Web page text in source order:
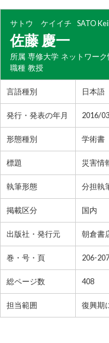
サトウ ケイイチ SATO
佐藤 慶一
所属 専修大学 ネットワー
職種 教授
言語種別 日本語
発行・発表の年月 2016/03
形態種別 学術書
標題 災害情
執筆形態 分担執
掲載区分 国内
出版社・発行元 朝倉書
巻・号・頁 206-
総ページ数 408
担当範囲 復興期